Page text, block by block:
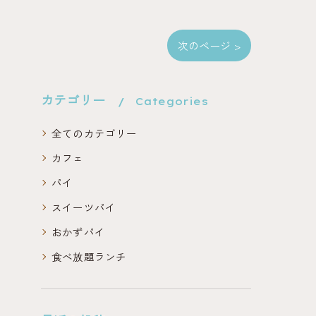
次のページ >
カテゴリー Categories
全てのカテゴリー
カフェ
パイ
スイーツパイ
おかずパイ
食べ放題ランチ